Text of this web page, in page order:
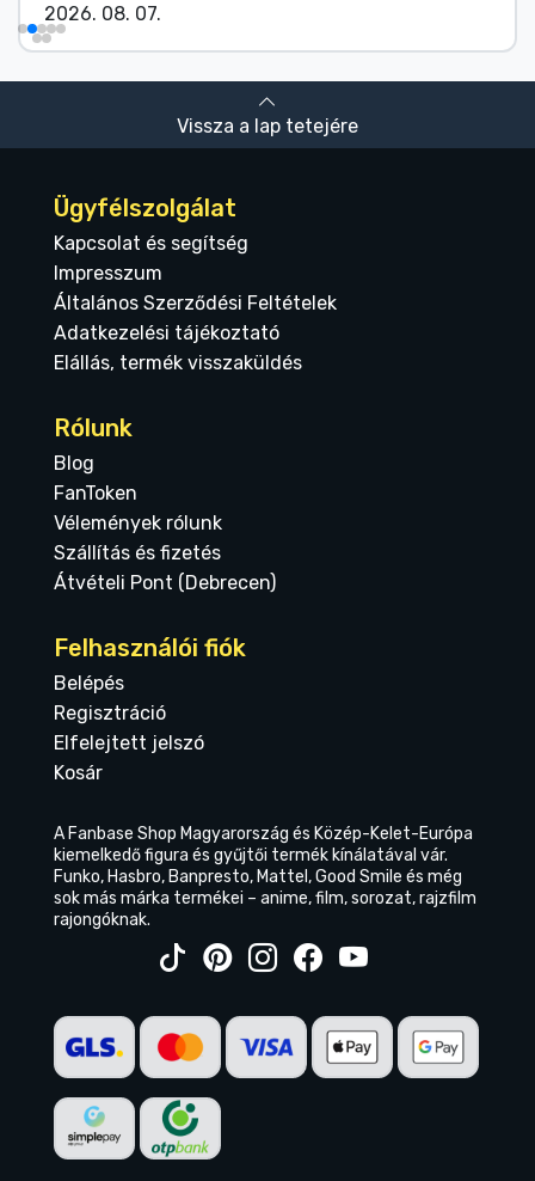
2026. 08. 07.
Vissza a lap tetejére
Ügyfélszolgálat
Kapcsolat és segítség
Impresszum
Általános Szerződési Feltételek
Adatkezelési tájékoztató
Elállás, termék visszaküldés
Rólunk
Blog
FanToken
Vélemények rólunk
Szállítás és fizetés
Átvételi Pont (Debrecen)
Felhasználói fiók
Belépés
Regisztráció
Elfelejtett jelszó
Kosár
A Fanbase Shop Magyarország és Közép-Kelet-Európa
kiemelkedő figura és gyűjtői termék kínálatával vár.
Funko, Hasbro, Banpresto, Mattel, Good Smile és még
sok más márka termékei – anime, film, sorozat, rajzfilm
rajongóknak.